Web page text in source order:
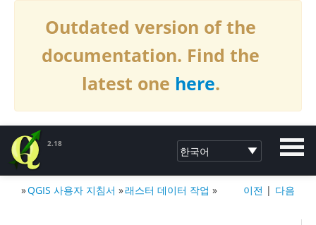
Outdated version of the
documentation. Find the
latest one here.
2.18
QGIS 문서 만들기2.18 다음
이전 |
»QGIS 사용자 지침서 »래스터 데이터 작업 »